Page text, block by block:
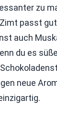
zu
passt
auch
du es
neue